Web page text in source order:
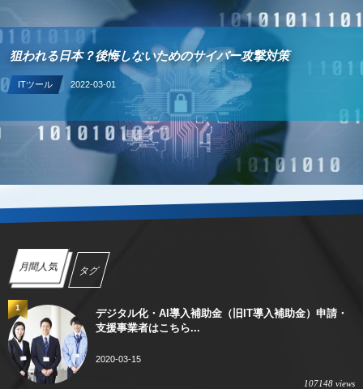
狙われる日本？後悔しないためのサイバー攻撃対策
ITツール 2022-03-01
月間人気 タグ
デジタル化・AI導入補助金（旧IT導入補助金）申請・
支援事業者はこちら...
2020-03-15
107148 views
1